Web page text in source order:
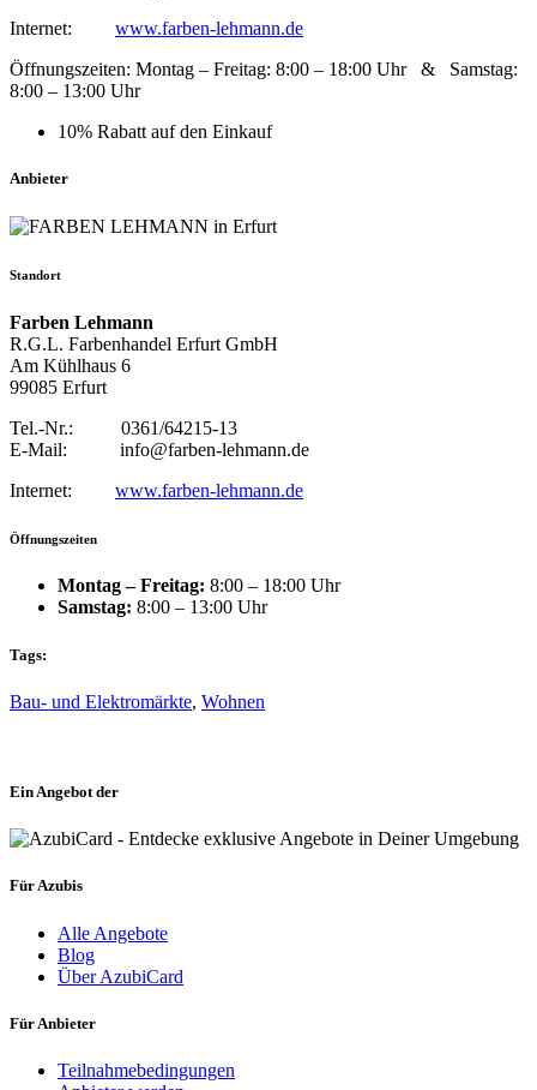
Internet: www.farben-lehmann.de
Öffnungszeiten: Montag – Freitag: 8:00 – 18:00 Uhr & Samstag:
8:00 – 13:00 Uhr
10% Rabatt auf den Einkauf
Anbieter
Standort
Farben Lehmann
R.G.L. Farbenhandel Erfurt GmbH
Am Kühlhaus 6
99085 Erfurt
Tel.-Nr.: 0361/64215-13
E-Mail: info@farben-lehmann.de
Internet: www.farben-lehmann.de
Öffnungszeiten
Montag – Freitag: 8:00 – 18:00 Uhr
Samstag: 8:00 – 13:00 Uhr
Tags:
Bau- und Elektromärkte, Wohnen
Ein Angebot der
Für Azubis
Alle Angebote
Blog
Über AzubiCard
Für Anbieter
Teilnahmebedingungen